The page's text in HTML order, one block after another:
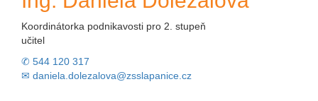
Koordinátorka podnikavosti pro 2. stupeň
učitel
✆ 544 120 317
✉ daniela.dolezalova@zsslapanice.cz